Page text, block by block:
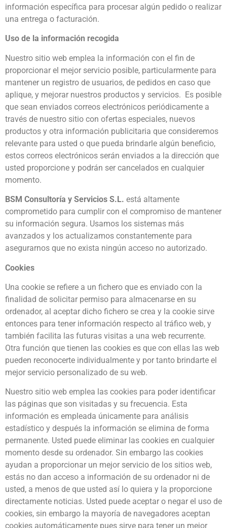
información específica para procesar algún pedido o realizar
una entrega o facturación.
Uso de la información recogida
Nuestro sitio web emplea la información con el fin de
proporcionar el mejor servicio posible, particularmente para
mantener un registro de usuarios, de pedidos en caso que
aplique, y mejorar nuestros productos y servicios. Es posible
que sean enviados correos electrónicos periódicamente a
través de nuestro sitio con ofertas especiales, nuevos
productos y otra información publicitaria que consideremos
relevante para usted o que pueda brindarle algún beneficio,
estos correos electrónicos serán enviados a la dirección que
usted proporcione y podrán ser cancelados en cualquier
momento.
BSM Consultoría y Servicios S.L. está altamente
comprometido para cumplir con el compromiso de mantener
su información segura. Usamos los sistemas más
avanzados y los actualizamos constantemente para
asegurarnos que no exista ningún acceso no autorizado.
Cookies
Una cookie se refiere a un fichero que es enviado con la
finalidad de solicitar permiso para almacenarse en su
ordenador, al aceptar dicho fichero se crea y la cookie sirve
entonces para tener información respecto al tráfico web, y
también facilita las futuras visitas a una web recurrente.
Otra función que tienen las cookies es que con ellas las web
pueden reconocerte individualmente y por tanto brindarte el
mejor servicio personalizado de su web.
Nuestro sitio web emplea las cookies para poder identificar
las páginas que son visitadas y su frecuencia. Esta
información es empleada únicamente para análisis
estadístico y después la información se elimina de forma
permanente. Usted puede eliminar las cookies en cualquier
momento desde su ordenador. Sin embargo las cookies
ayudan a proporcionar un mejor servicio de los sitios web,
estás no dan acceso a información de su ordenador ni de
usted, a menos de que usted así lo quiera y la proporcione
directamente noticias. Usted puede aceptar o negar el uso de
cookies, sin embargo la mayoría de navegadores aceptan
cookies automáticamente pues sirve para tener un mejor